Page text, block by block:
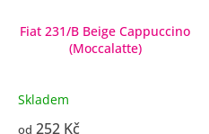
Fiat 231/B Beige Cappuccino
(Moccalatte)
Skladem
od 252 Kč